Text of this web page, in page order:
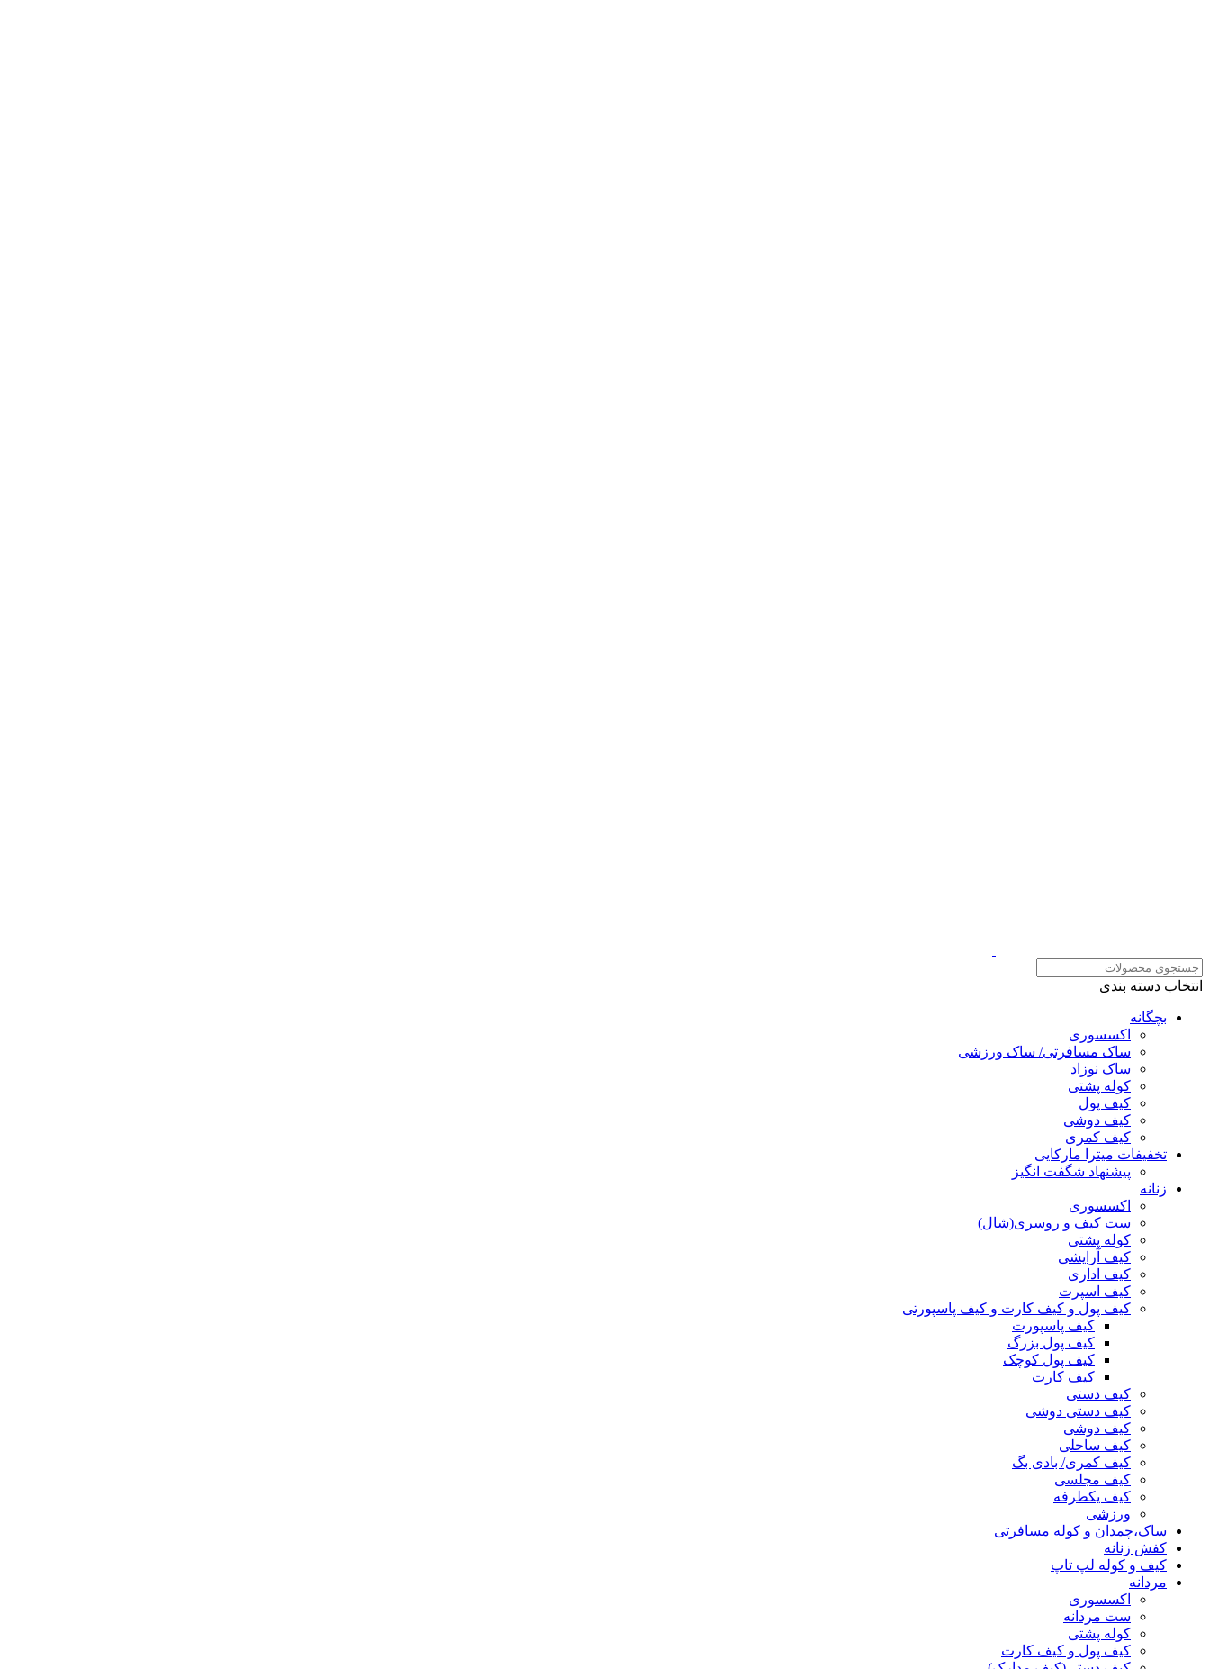
انتخاب دسته بندی
بچگانه
اکسسوری
ساک مسافرتی/ ساک ورزشی
ساک نوزاد
کوله پشتی
کیف پول
کیف دوشی
کیف کمری
تخفیفات میترا مارکایی
پیشنهاد شگفت انگیز
زنانه
اکسسوری
ست کیف و روسری(شال)
کوله پشتی
کیف آرایشی
کیف اداری
کیف اسپرت
کیف پول و کیف کارت و کیف پاسپورتی
کیف پاسپورت
کیف پول بزرگ
کیف پول کوچک
کیف کارت
کیف دستی
کیف دستی دوشی
کیف دوشی
کیف ساحلی
کیف کمری/ بادی بگ
کیف مجلسی
کیف یکطرفه
ورزشی
ساک،چمدان و کوله مسافرتی
کفش زنانه
کیف و کوله لپ تاپ
مردانه
اکسسوری
ست مردانه
کوله پشتی
کیف پول و کیف کارت